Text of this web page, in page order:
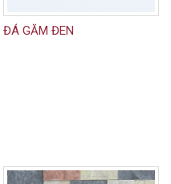
ĐÁ GĂM ĐEN